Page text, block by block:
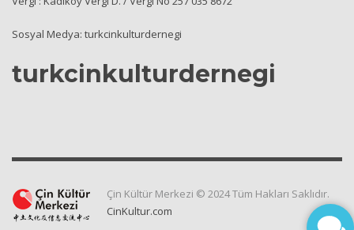
Sosyal Medya: turkcinkulturdernegi
turkcinkulturdernegi
Çin Kültür Merkezi © 2024 Tüm Hakları Saklıdır.
CinKultur.com